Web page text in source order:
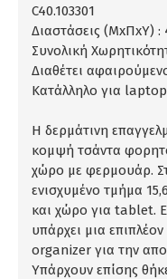
C40.103301
Διαστάσεις (ΜxΠxΥ) :
Συνολική
Διαθέτει
Κατάλληλο για
Η δερμάτινη
κομψή τσάντα
χώρο με φερμουάρ.
ενισχυμένο τμήμα
και χώρο για tablet.
υπάρχει μια
organizer για την
Υπάρχουν επίσης